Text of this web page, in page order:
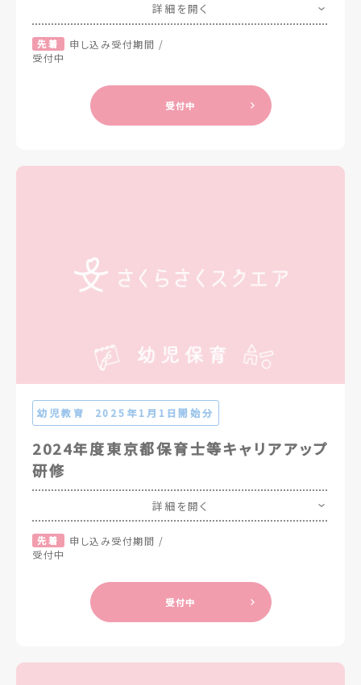
詳細を開く
先着
申し込み受付期間 /
受付中
受付中
2024年度東京都保育士等キャリアアップ
研修
幼児教育 2025年1月1日開始分
詳細を開く
先着
申し込み受付期間 /
受付中
受付中